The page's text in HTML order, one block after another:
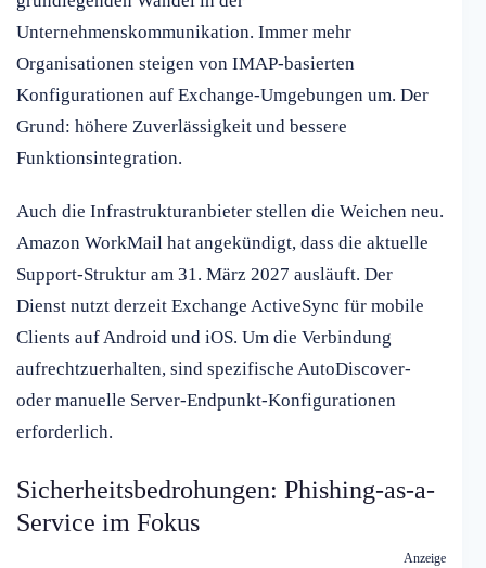
Unternehmenskommunikation. Immer mehr
Organisationen steigen von IMAP-basierten
Konfigurationen auf Exchange-Umgebungen um. Der
Grund: höhere Zuverlässigkeit und bessere
Funktionsintegration.
Auch die Infrastrukturanbieter stellen die Weichen neu.
Amazon WorkMail hat angekündigt, dass die aktuelle
Support-Struktur am 31. März 2027 ausläuft. Der
Dienst nutzt derzeit Exchange ActiveSync für mobile
Clients auf Android und iOS. Um die Verbindung
aufrechtzuerhalten, sind spezifische AutoDiscover-
oder manuelle Server-Endpunkt-Konfigurationen
erforderlich.
Sicherheitsbedrohungen: Phishing-as-a-
Service im Fokus
Anzeige